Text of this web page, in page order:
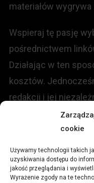
cookie
Używamy technologii takich
uzyskiwania dostępu do
jakość przeglądania i
Wyrażenie zgody na te
materiałów
Wspieraj tę pasję
pośrednictwem
Działając w ten
kosztów.
redakcji i jej
Redakcja portalu: